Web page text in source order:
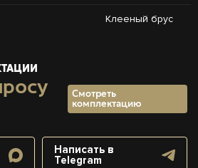
Клееный брус
Смотреть
комплектацию
Написать в
Telegram